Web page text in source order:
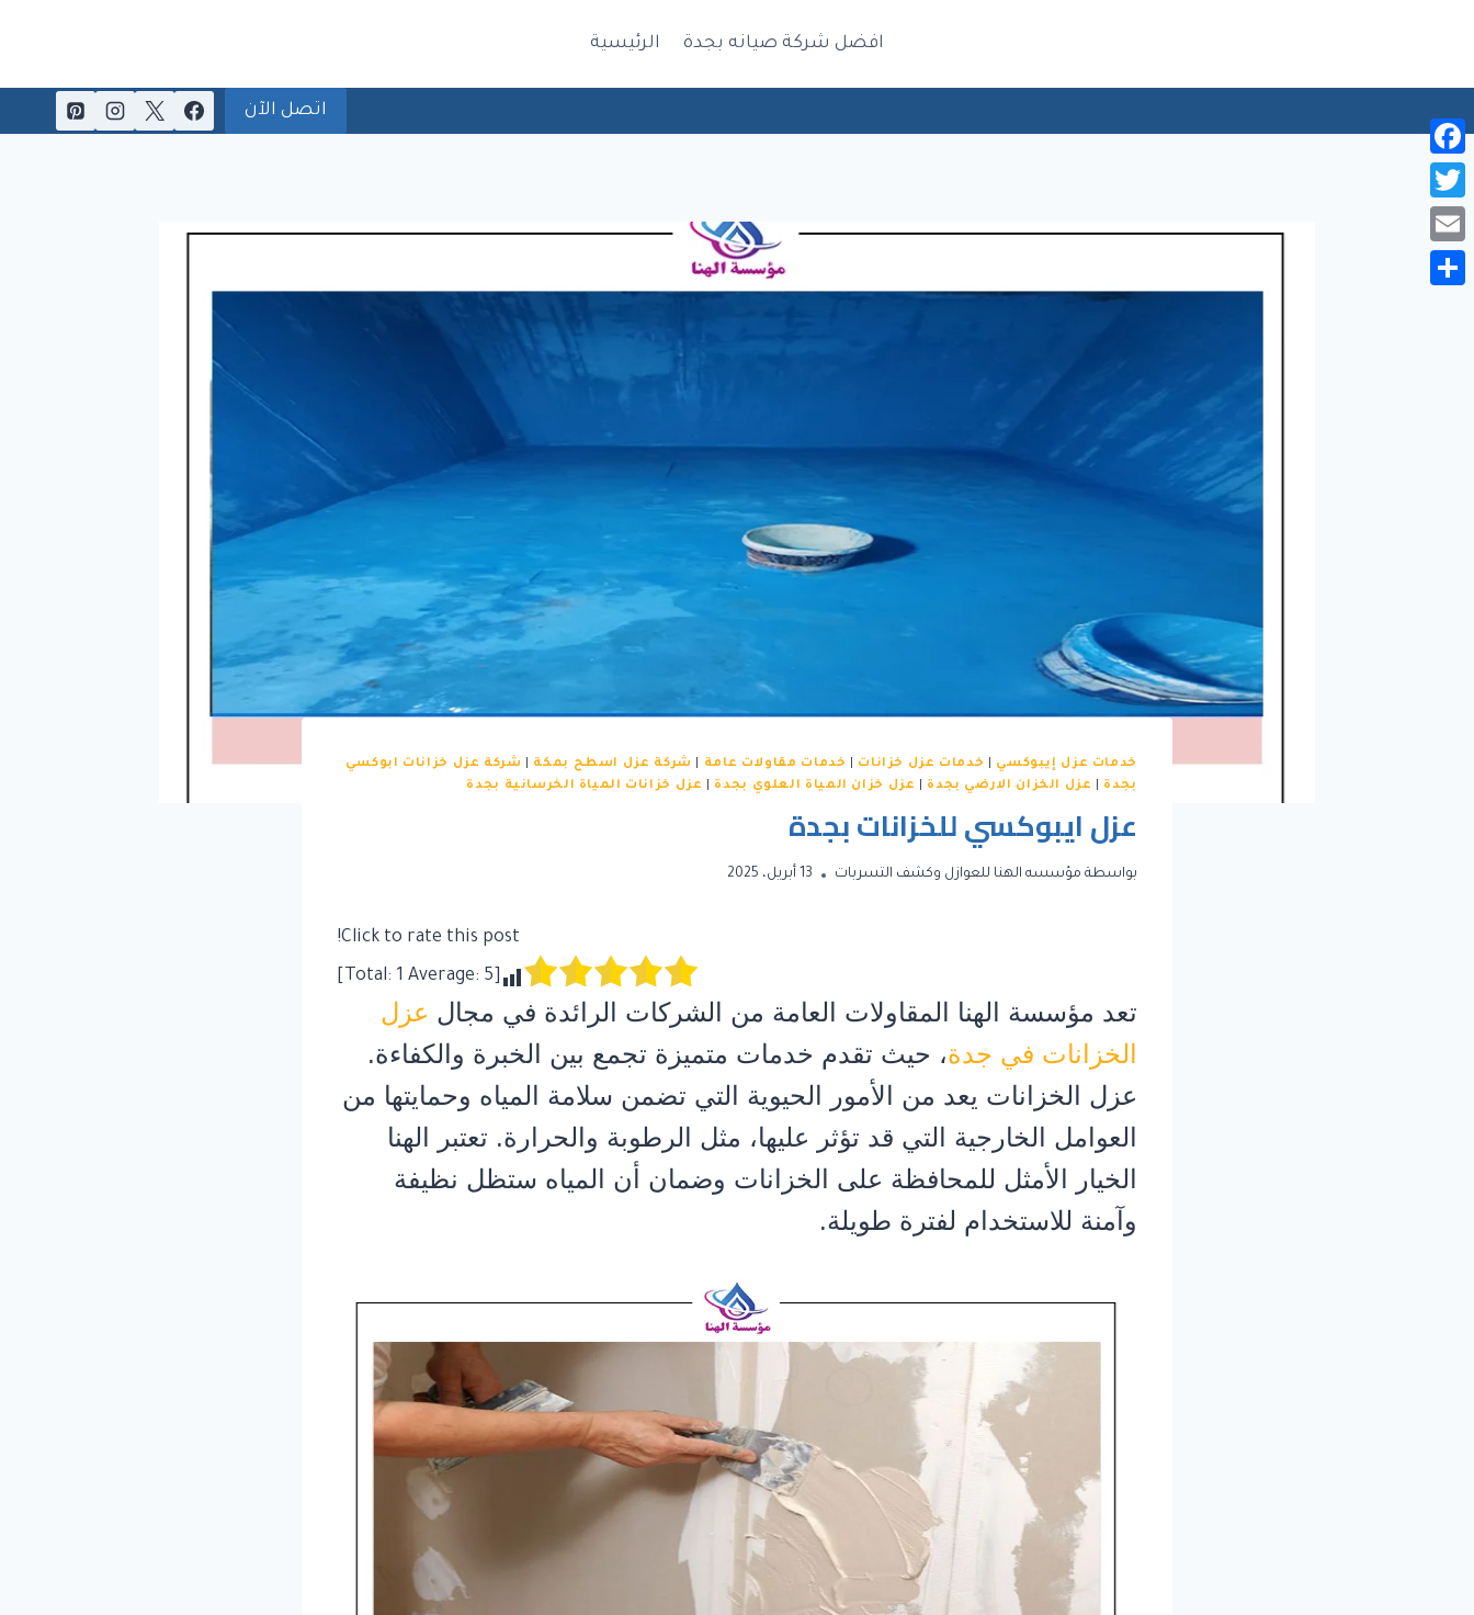
افضل شركة صيانه بجدة الرئيسية
اتصل الآن
خدمات عزل إيبوكسي خدمات عزل خزانات خدمات مقاولات عامة شركة عزل اسطح بمكة
شركة عزل خزانات ابوكسي
بجدة
عزل الخزان الارضي بجدة عزل خزان المياة العلوي بجدة عزل خزانات المياة الخرسانية بجدة
عزل ايبوكسي للخزانات بجدة
بواسطة مؤسسه الهنا للعوازل وكشف التسربات 13 أبريل، 2025
Click to rate this post!
1 Average: 5
تعد مؤسسة الهنا المقاولات العامة من الشركات الرائدة في مجال عزل
الخزانات في جدة، حيث تقدم خدمات متميزة تجمع بين الخبرة والكفاءة.
عزل الخزانات يعد من الأمور الحيوية التي تضمن سلامة المياه وحمايتها من
العوامل الخارجية التي قد تؤثر عليها، مثل الرطوبة والحرارة. تعتبر الهنا
الخيار الأمثل للمحافظة على الخزانات وضمان أن المياه ستظل نظيفة
وآمنة للاستخدام لفترة طويلة.
Facebook
Twitter
Email